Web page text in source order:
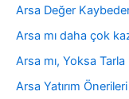
Arsa Değer
Arsa mı daha çok
Arsa mı, Yoksa Tarla
Arsa Yatırım Önerileri